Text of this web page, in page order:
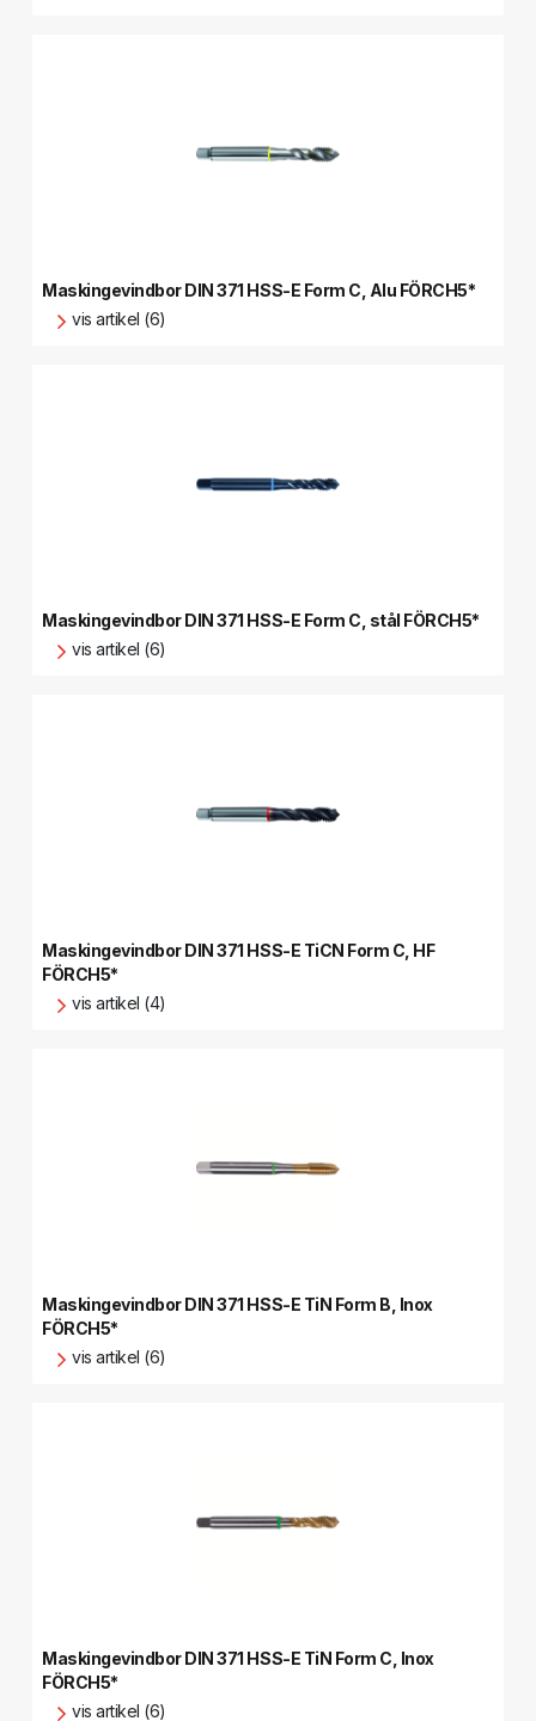
Maskingevindbor DIN 371 HSS-E Form C, Alu FÖRCH5*
vis artikel (6)
Maskingevindbor DIN 371 HSS-E Form C, stål FÖRCH5*
vis artikel (6)
Maskingevindbor DIN 371 HSS-E TiCN Form C, HF
FÖRCH5*
vis artikel (4)
Maskingevindbor DIN 371 HSS-E TiN Form B, Inox
FÖRCH5*
vis artikel (6)
Maskingevindbor DIN 371 HSS-E TiN Form C, Inox
FÖRCH5*
vis artikel (6)